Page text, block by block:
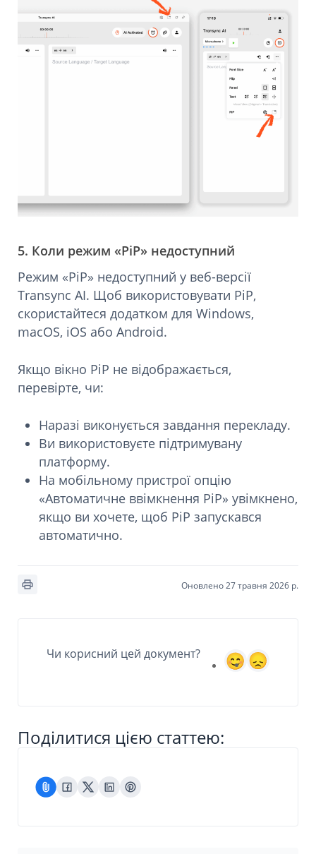
5. Коли режим «PiP» недоступний
Режим «PiP» недоступний у веб-версії
Transync AI. Щоб використовувати PiP,
скористайтеся додатком для Windows,
macOS, iOS або Android.
Якщо вікно PiP не відображається,
перевірте, чи:
Наразі виконується завдання перекладу.
Ви використовуєте підтримувану
платформу.
На мобільному пристрої опцію
«Автоматичне ввімкнення PiP» увімкнено,
якщо ви хочете, щоб PiP запускався
автоматично.
Оновлено 27 травня 2026 р.
Чи корисний цей документ?
Поділитися цією статтею: